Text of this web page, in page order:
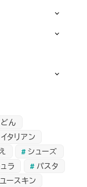
ん
イタリアン
シューズ
ラ
パスタ
ユースキン